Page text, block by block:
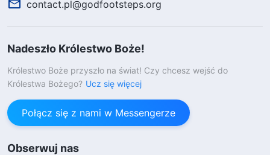
contact.pl@godfootsteps.org
Nadeszło Królestwo Boże!
Królestwo Boże przyszło na świat! Czy chcesz wejść do
Królestwa Bożego? Ucz się więcej
Połącz się z nami w Messengerze
Obserwuj nas